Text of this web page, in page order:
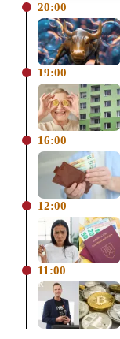
20:00
19:00
16:00
12:00
11:00